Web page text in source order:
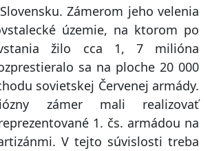
Zámerom jeho velenia
územie, na ktorom po
žilo cca 1, 7 milióna
sa na ploche 20 000
sovietskej Červenej armády.
zámer mali realizovať
1. čs. armádou na
V tejto súvislosti treba